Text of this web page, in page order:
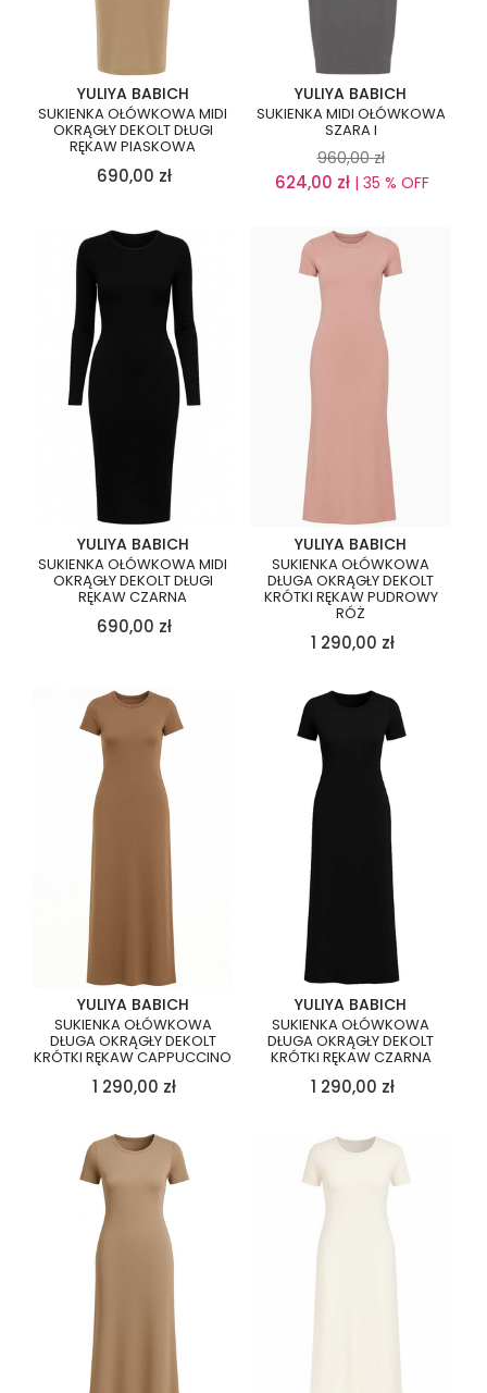
YULIYA BABICH
SUKIENKA OŁÓWKOWA MIDI
OKRĄGŁY DEKOLT DŁUGI
RĘKAW PIASKOWA
690,00 zł
YULIYA BABICH
SUKIENKA MIDI OŁÓWKOWA
SZARA I
960,00 zł
624,00 zł | 35 % OFF
YULIYA BABICH
SUKIENKA OŁÓWKOWA MIDI
OKRĄGŁY DEKOLT DŁUGI
RĘKAW CZARNA
690,00 zł
YULIYA BABICH
SUKIENKA OŁÓWKOWA
DŁUGA OKRĄGŁY DEKOLT
KRÓTKI RĘKAW PUDROWY
RÓŻ
1 290,00 zł
YULIYA BABICH
SUKIENKA OŁÓWKOWA
DŁUGA OKRĄGŁY DEKOLT
KRÓTKI RĘKAW CAPPUCCINO
1 290,00 zł
YULIYA BABICH
SUKIENKA OŁÓWKOWA
DŁUGA OKRĄGŁY DEKOLT
KRÓTKI RĘKAW CZARNA
1 290,00 zł